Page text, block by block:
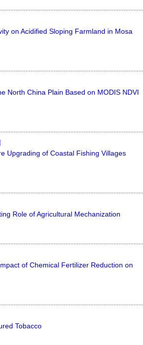
on Acidified Sloping Farmland in Mosa
North China Plain Based on MODIS NDVI
Upgrading of Coastal Fishing Villages
Role of Agricultural Mechanization
of Chemical Fertilizer Reduction on
Tobacco